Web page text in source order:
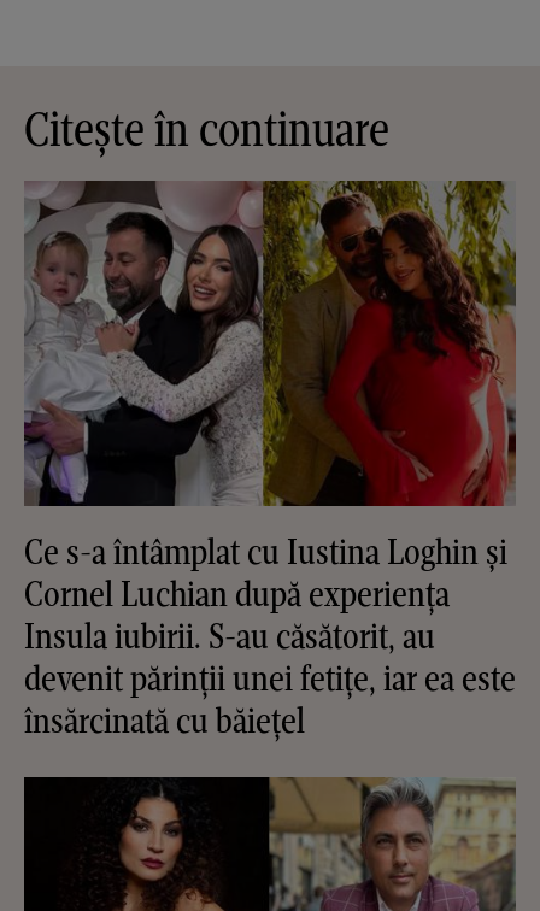
Citește în continuare
Ce s-a întâmplat cu Iustina Loghin și
Cornel Luchian după experiența
Insula iubirii. S-au căsătorit, au
devenit părinții unei fetițe, iar ea este
însărcinată cu băiețel